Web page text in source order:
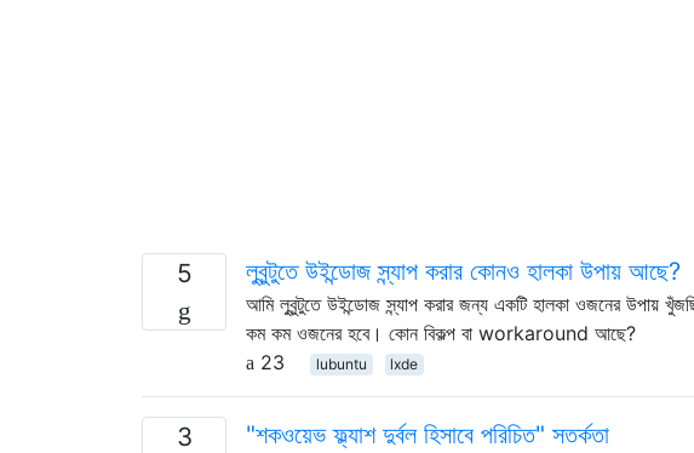
5 লুবুন্টুতে উইন্ডোজ স্ন্যাপ করার কোনও হালকা উপায় আছে?
আমি লুবুন্টুতে উইন্ডোজ স্ন্যাপ করার জন্য একটি হালকা ওজনের উপায়
কম কম ওজনের হবে। কোন বিকল্প বা workaround আছে?
23
lubuntu lxde
3 "শকওয়েভ ফ্ল্যাশ দুর্বল হিসাবে পরিচিত" সতর্কতা